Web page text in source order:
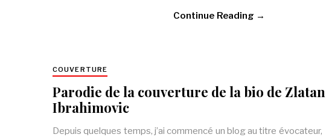
Continue Reading →
COUVERTURE
Parodie de la couverture de la bio de Zlatan
Ibrahimovic
Depuis quelques temps, j’ai commencé un blog au titre évocateur,